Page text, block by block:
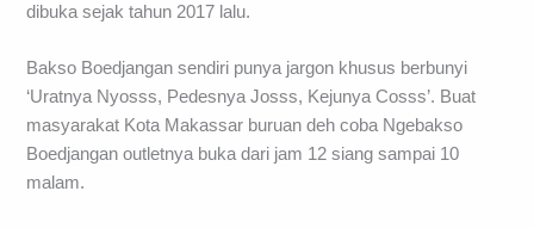
dibuka sejak tahun 2017 lalu.
Bakso Boedjangan sendiri punya jargon khusus berbunyi
‘Uratnya Nyosss, Pedesnya Josss, Kejunya Cosss’. Buat
masyarakat Kota Makassar buruan deh coba Ngebakso
Boedjangan outletnya buka dari jam 12 siang sampai 10
malam.